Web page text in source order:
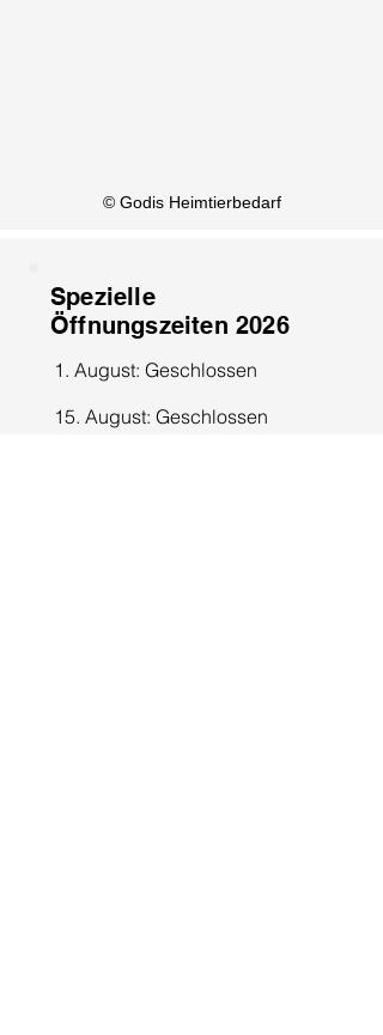
© Godis Heimtierbedarf
Spezielle
Öffnungszeiten 2026
1. August: Geschlossen
15. August: Geschlossen